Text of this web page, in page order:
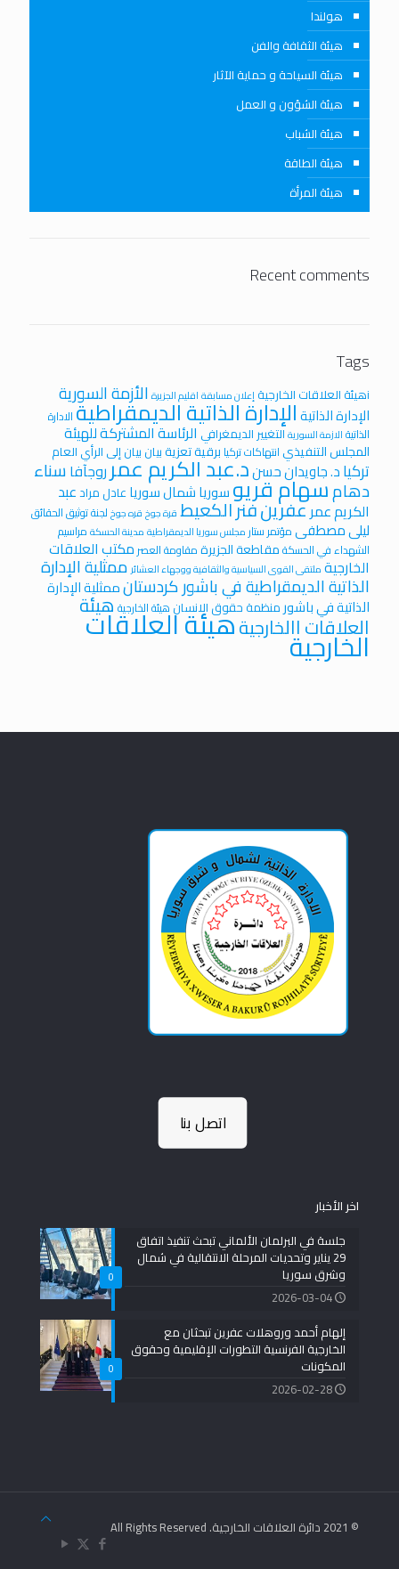
هولندا
هيئة الثقافة والفن
هيئة السياحة و حماية الآثار
هيئة الشؤون و العمل
هيئة الشباب
هيئة الطاقة
هيئة المرأة
Recent comments
Tags
iهيئة العلاقات الخارجية إعلان مسابقة اقليم الجزيرة الأزمة السورية
الإدارة الذاتيةالإدارة الذاتية الديمقراطيةالادارة
الذاتية الازمة السوريةالتغيير الديمغرافي الرئاسة المشتركة للهيئة
المجلس التنفيذيانتهاكات تركيا برقية تعزيةبيان بيان إلى الرأي العام
تركياد. جاويدان حسند.عبد الكريم عمرروجآفاسناء
دهامسهام قريوسورياشمال سورياعادل مرادعبد
الكريم عمرعفرينفنر الكعيط قرة جوخ قره جوخ لجنة توثيق الحقائق
ليلى مصطفىمؤتمر ستار مجلس سوريا الديمقراطية مدينة الحسكة مراسيم
الشهداء في الحسكةمقاطعة الجزيرةمقاومة العصرمكتب العلاقات
الخارجية ملتقى القوى السياسية والثقافية ووجهاء العشائر ممثلية الإدارة
الذاتية الديمقراطية في باشور كردستانممثلية الإدارة
الذاتية في باشور منظمة حقوق الانسان هيئة الخارجية هيئة
العلاقات االخارجيةهيئة العلاقات الخارجية
اتصل بنا
اخر الأخبار
0
جلسة في البرلمان الألماني تبحث تنفيذ اتفاق
29 يناير وتحديات المرحلة الانتقالية في شمال
وشرق سوريا
2026-03-04
0
إلهام أحمد وروهلات عفرين تبحثان مع
الخارجية الفرنسية التطورات الإقليمية وحقوق
المكونات
2026-02-28
© 2021 دائرة العلاقات الخارجية. All Rights Reserved